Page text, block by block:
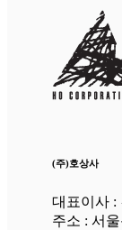
(주)호상사
대표이사 :
주소 : 서